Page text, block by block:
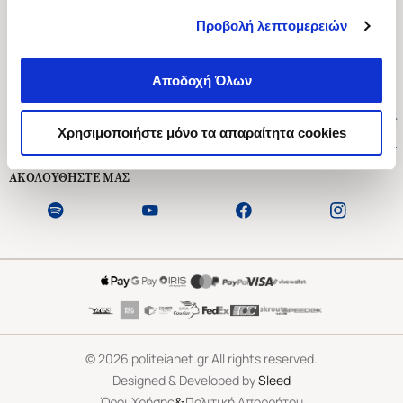
Προβολή λεπτομερειών
Αποδοχή Όλων
Χρησιμοποιήστε μόνο τα απαραίτητα cookies
Ασκληπιού 1-3, Αθήνα 106 79
Δευτέρα - Παρασκευή 09:00-21:00
Εξυπηρέτηση Πελατών
ΑΚΟΛΟΥΘΗΣΤΕ ΜΑΣ
©2026 politeianet.gr All rights reserved.
Designed & Developed bySleed